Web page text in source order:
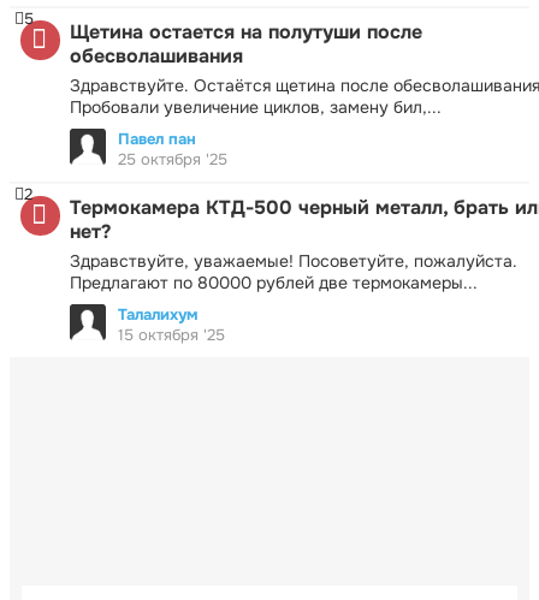
Щетина остается на полутуши после
обесволашивания
Здравствуйте. Остаётся щетина после
Пробовали увеличение циклов, замену бил,...
5
Павел пан
25 октября '25
Термокамера КТД-500 черный металл, брать
нет?
Здравствуйте, уважаемые! Посоветуйте, пожалуйста.
Предлагают по 80000 рублей две термокамеры...
2
Талалихум
15 октября '25